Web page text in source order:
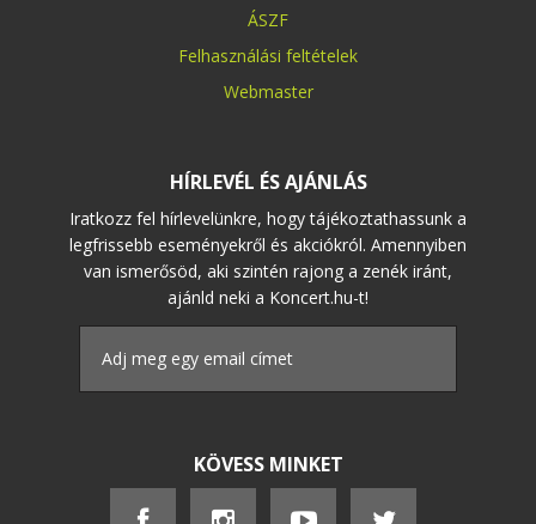
ÁSZF
Felhasználási feltételek
Webmaster
HÍRLEVÉL ÉS AJÁNLÁS
Iratkozz fel hírlevelünkre, hogy tájékoztathassunk a
legfrissebb eseményekről és akciókról. Amennyiben
van ismerősöd, aki szintén rajong a zenék iránt,
ajánld neki a Koncert.hu-t!
KÖVESS MINKET